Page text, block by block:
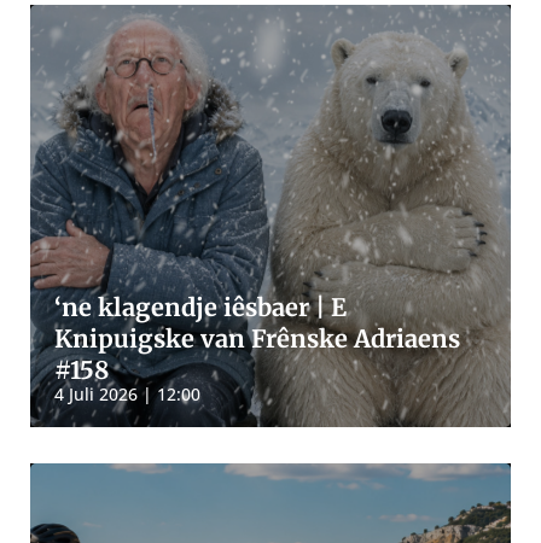
‘ne klagendje iêsbaer | E
Knipuigske van Frênske Adriaens
#158
4 Juli 2026 | 12:00